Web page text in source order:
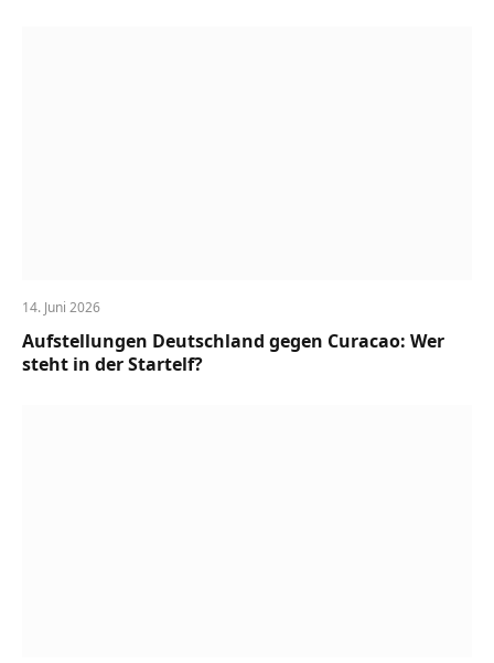
14. Juni 2026
Aufstellungen Deutschland gegen Curacao: Wer
steht in der Startelf?